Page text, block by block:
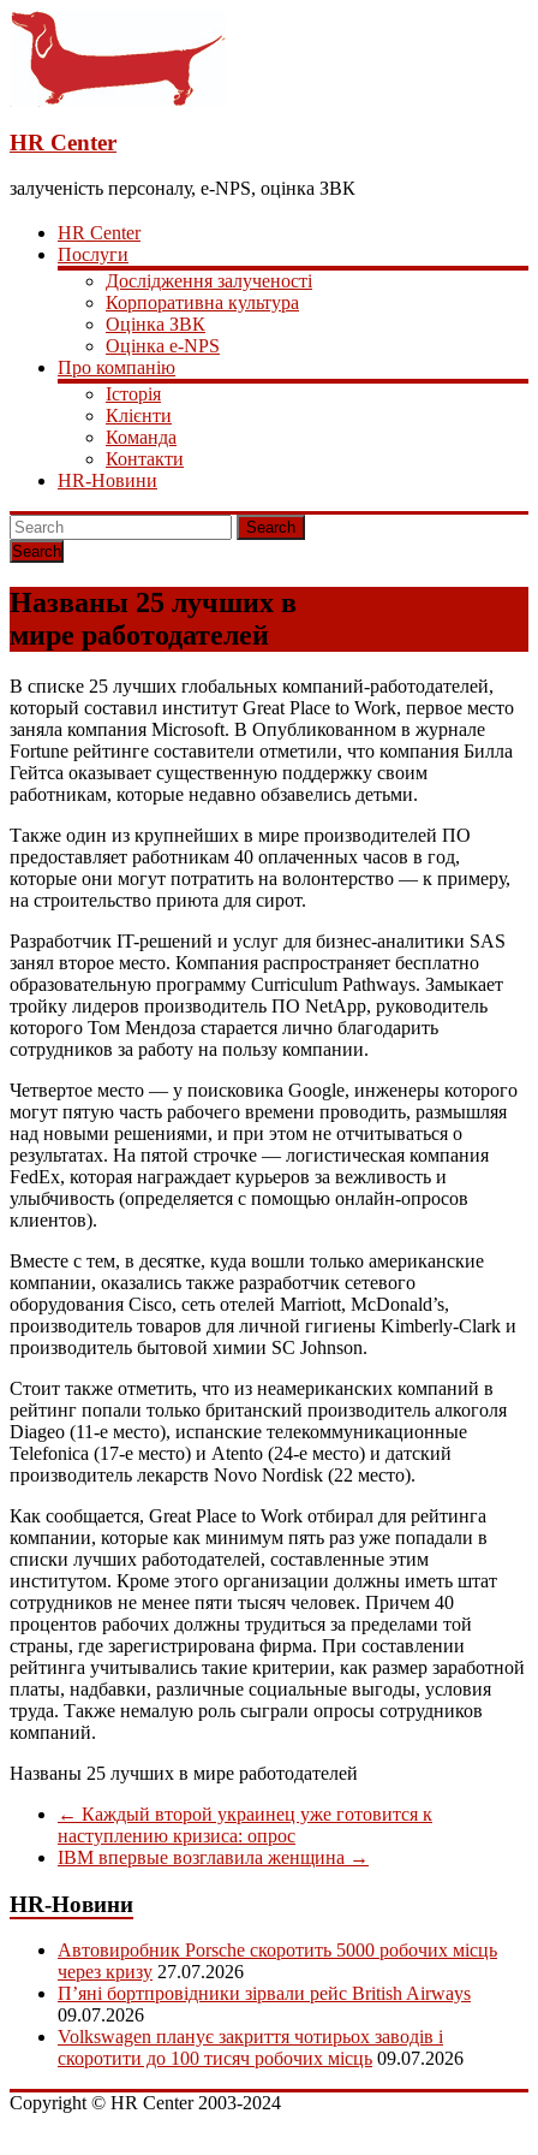
HR Center
залученість персоналу, e-NPS, оцінка ЗВК
HR Center
Послуги
Дослідження залученості
Корпоративна культура
Оцінка ЗВК
Оцінка e-NPS
Про компанію
Історія
Клієнти
Команда
Контакти
HR-Новини
Search
Названы 25 лучших в
мире работодателей
В списке 25 лучших глобальных компаний-работодателей,
который составил институт Great Place to Work, первое место
заняла компания Microsoft. В Опубликованном в журнале
Fortune рейтинге составители отметили, что компания Билла
Гейтса оказывает существенную поддержку своим
работникам, которые недавно обзавелись детьми.
Также один из крупнейших в мире производителей ПО
предоставляет работникам 40 оплаченных часов в год,
которые они могут потратить на волонтерство — к примеру,
на строительство приюта для сирот.
Разработчик IT-решений и услуг для бизнес-аналитики SAS
занял второе место. Компания распространяет бесплатно
образовательную программу Curriculum Pathways. Замыкает
тройку лидеров производитель ПО NetApp, руководитель
которого Том Мендоза старается лично благодарить
сотрудников за работу на пользу компании.
Четвертое место — у поисковика Google, инженеры которого
могут пятую часть рабочего времени проводить, размышляя
над новыми решениями, и при этом не отчитываться о
результатах. На пятой строчке — логистическая компания
FedEx, которая награждает курьеров за вежливость и
улыбчивость (определяется с помощью онлайн-опросов
клиентов).
Вместе с тем, в десятке, куда вошли только американские
компании, оказались также разработчик сетевого
оборудования Cisco, сеть отелей Marriott, McDonald’s,
производитель товаров для личной гигиены Kimberly-Clark и
производитель бытовой химии SC Johnson.
Стоит также отметить, что из неамериканских компаний в
рейтинг попали только британский производитель алкоголя
Diageo (11-е место), испанские телекоммуникационные
Telefonica (17-е место) и Atento (24-е место) и датский
производитель лекарств Novo Nordisk (22 место).
Как сообщается, Great Place to Work отбирал для рейтинга
компании, которые как минимум пять раз уже попадали в
списки лучших работодателей, составленные этим
институтом. Кроме этого организации должны иметь штат
сотрудников не менее пяти тысяч человек. Причем 40
процентов рабочих должны трудиться за пределами той
страны, где зарегистрирована фирма. При составлении
рейтинга учитывались такие критерии, как размер заработной
платы, надбавки, различные социальные выгоды, условия
труда. Также немалую роль сыграли опросы сотрудников
компаний.
Названы 25 лучших в мире работодателей
← Каждый второй украинец уже готовится к
наступлению кризиса: опрос
IBM впервые возглавила женщина →
HR-Новини
Автовиробник Porsche скоротить 5000 робочих місць
через кризу 27.07.2026
П’яні бортпровідники зірвали рейс British Airways
09.07.2026
Volkswagen планує закриття чотирьох заводів і
скоротити до 100 тисяч робочих місць 09.07.2026
Copyright © HR Center 2003-2024